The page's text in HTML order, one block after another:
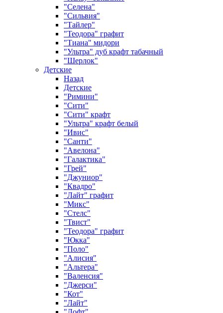
"Селена"
"Сильвия"
"Тайлер"
"Теодора" графит
"Тиана" мидори
"Ультра" дуб крафт табачный
"Шерлок"
Детские
Назад
Детские
"Римини"
"Сити"
"Сити" крафт
"Ультра" крафт белый
"Ивис"
"Санти"
"Авелона"
"Галактика"
"Грей"
"Джуниор"
"Квадро"
"Лайт" графит
"Микс"
"Стелс"
"Твист"
"Теодора" графит
"Юкка"
"Поло"
"Алисия"
"Альтера"
"Валенсия"
"Джерси"
"Кот"
"Лайт"